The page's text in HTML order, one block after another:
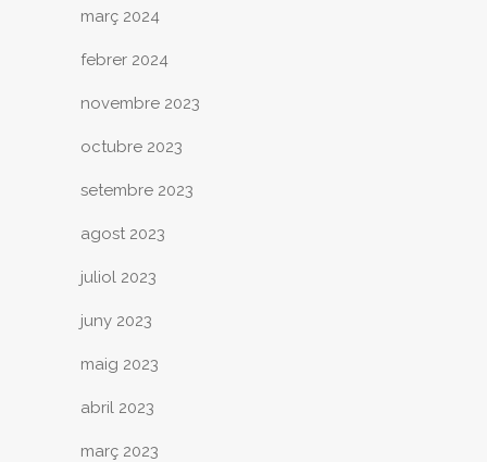
març 2024
febrer 2024
novembre 2023
octubre 2023
setembre 2023
agost 2023
juliol 2023
juny 2023
maig 2023
abril 2023
març 2023